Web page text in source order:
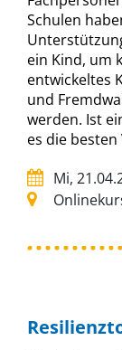
Schulen
ein Kind, um
entwickeltes
und
werden. Ist
es die
Mi,